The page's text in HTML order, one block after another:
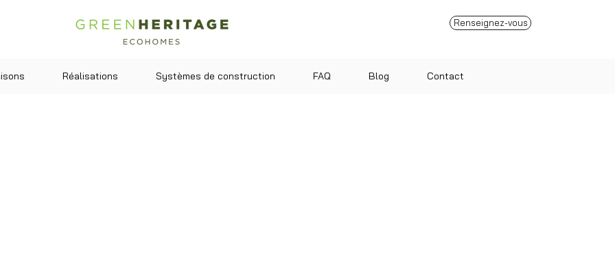
Renseignez-vous
Réalisations Systèmes de construction FAQ Blog Contact